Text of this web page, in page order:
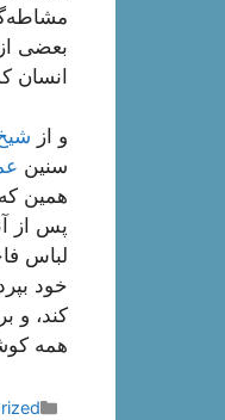
بعضى
انسان
و از
سنين
همين
پس از
لباس
خود
كند، و
همه